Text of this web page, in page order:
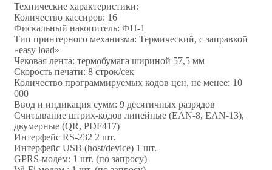
Технические характеристики:
Количество кассиров: 16
Фискальный накопитель: ФН-1
Тип принтерного механизма: Термический, с заправкой
«easy load»
Чековая лента: термобумага шириной 57,5 мм
Скорость печати: 8 строк/сек
Количество программируемых кодов цен, не менее: 10
000
Ввод и индикация сумм: 9 десятичных разрядов
Считывание штрих-кодов линейные (EAN-8, ЕАN-13),
двумерные (QR, PDF417)
Интерфейс RS-232 2 шт.
Интерфейс USB (host/device) 1 шт.
GPRS-модем: 1 шт. (по запросу)